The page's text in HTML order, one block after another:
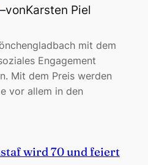
vonKarsten Piel
mit dem
Engagement
Mit dem Preis werden
vor allem in den
wird 70 und feiert